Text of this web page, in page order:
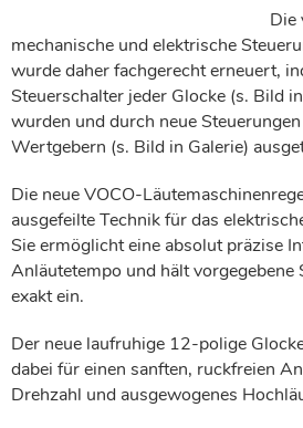
Die
mechanische und elektrische
wurde daher fachgerecht erneuert,
Steuerschalter jeder Glocke (s. Bild
wurden und durch neue
Wertgebern (s. Bild in Galerie)
Die neue VOCO-
ausgefeilte Technik für das
Sie ermöglicht eine absolut präzise
Anläutetempo und hält
exakt ein.
Der neue laufruhige 12-polige
dabei für einen sanften, ruckfreien
Drehzahl und ausgewogenes